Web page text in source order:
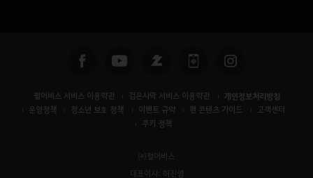
펄어비스 서비스 이용약관 검은사막 서비스 이용약관 개인정보처리방침
운영정책 청소년 보호 정책 이벤트 규약 팬 콘텐츠 가이드
고객센터
쿠키 정책
㈜펄어비스
대표이사: 허진영